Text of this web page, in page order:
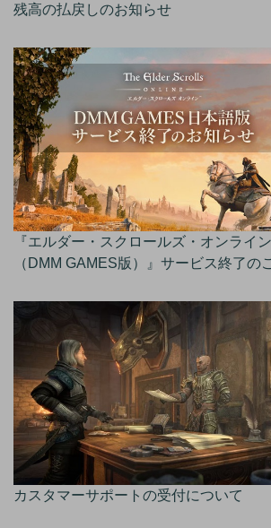
残高の払戻しのお知らせ
『エルダー・スクロールズ・オンライ
（DMM GAMES版）』サービス終了の
カスタマーサポートの受付について